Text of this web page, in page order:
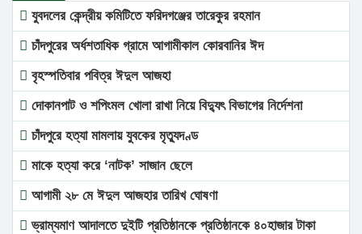
যুবদলের কেন্দ্রীয় কমিটিতে ফরিদগঞ্জের তারেকুর রহমান
চাঁদপুরের অর্ধশতাধিক গ্রামে আগামীকাল কোরবানির ঈদ
বৃহস্পতিবার পবিত্র ঈদুল আজহা
দোকানপাট ও শপিংমল খোলা রাখা নিয়ে বিদ্যুৎ বিভাগের নির্দেশনা
চাঁদপুরে হত্যা মামলায় যুবকের মৃত্যুদণ্ড
মাকে হত্যা করে ‘নাটক’ সাজান ছেলে
আগামী ২৮ মে ঈদুল আজহার তারিখ ঘোষণা
ভ্রাম্যমাণ আদালতে দুইটি প্রতিষ্ঠানকে প্রতিষ্ঠানকে ৪০হাজার টাকা